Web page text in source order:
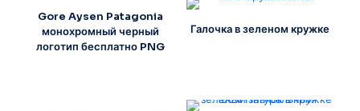
Gore Aysen Patagonia
монохромный черный
логотип бесплатно PNG
Галочка в зеленом кружке